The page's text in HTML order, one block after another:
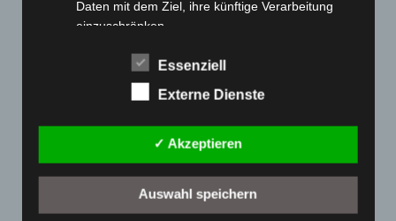
Reklamation einreichen
Produktpalette
Elektro-Fahrräder
Elektro-Lastendreiräder
Daten mit dem Ziel, ihre künftige Verarbeitung
einzuschränken.
e) Profiling
Profiling ist jede Art der automatisierten
Verarbeitung personenbezogener Daten, die darin
verwendet werden, um bestimmte persönliche
Aspekte, die sich auf eine natürliche Person
beziehen, zu bewerten, insbesondere, um
Aspekte bezüglich Arbeitsleistung, wirtschaftlicher
Essenziell
Externe Dienste
✓ Akzeptieren
Auswahl speichern